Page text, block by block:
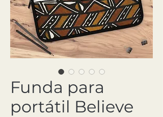
Funda para
portátil Believe